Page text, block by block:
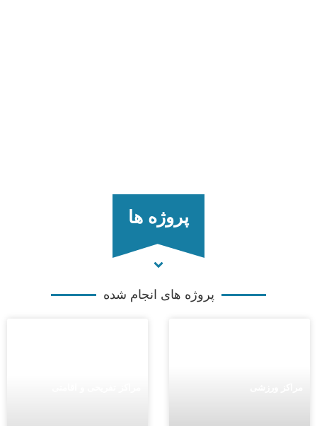
پروژه ها
پروژه های انجام شده